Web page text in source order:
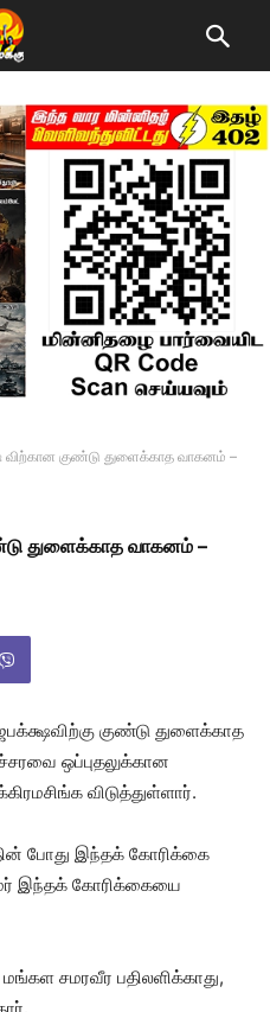
விற்கான குண்டு துளைக்காத வாகனம் –
துளைக்காத வாகனம் –
குண்டு துளைக்காத
ஒப்புதலுக்கான
விடுத்துள்ளார்.
போது இந்தக் கோரிக்கை
இந்தக் கோரிக்கையை
சமரவீர பதிலளிக்காது,